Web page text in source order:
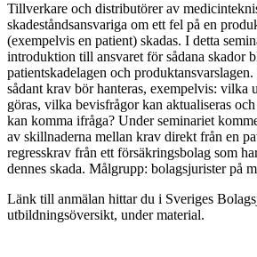
Tillverkare och distributörer av
skadeståndsansvariga om ett fel på en
(exempelvis en patient) skadas. I detta
introduktion till ansvaret för sådana skador
patientskadelagen och
sådant krav bör hanteras, exempelvis: vilka
göras, vilka bevisfrågor kan aktualiseras
kan komma ifråga? Under seminariet
av skillnaderna mellan krav direkt från en
regresskrav från ett försäkringsbolag som
dennes skada. Målgrupp: bolagsjurister på
Länk till anmälan hittar du i Sveriges
utbildningsöversikt, under material.